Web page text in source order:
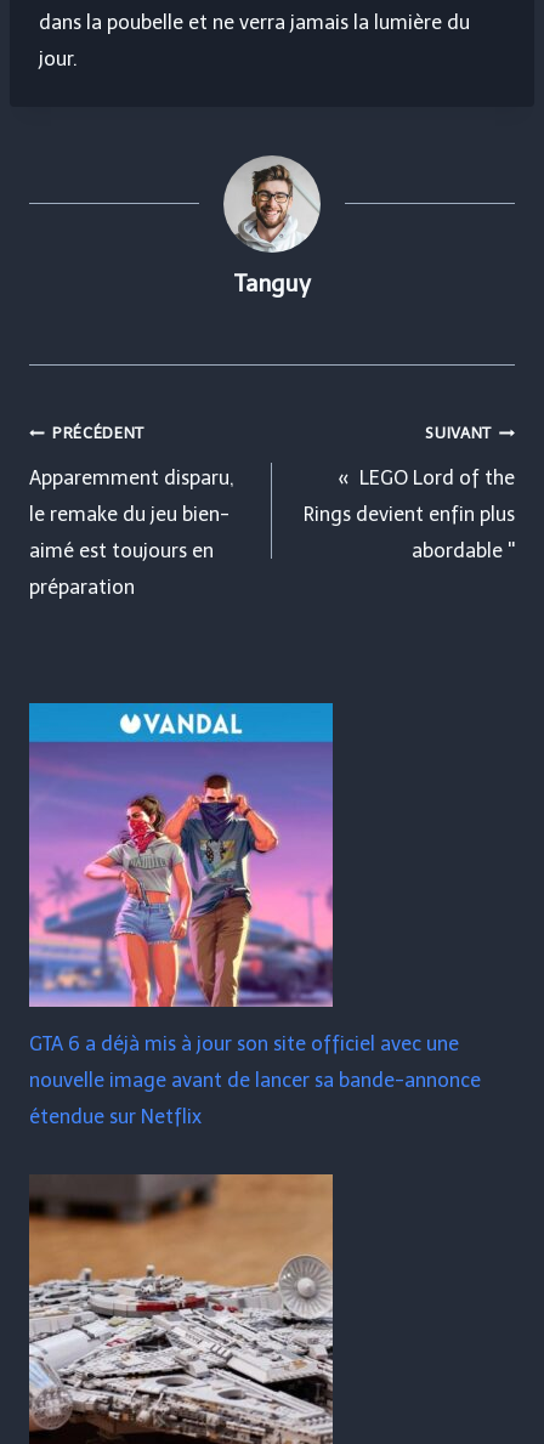
dans la poubelle et ne verra jamais la lumière du
jour.
Tanguy
Navigation
de
l’article
PRÉCÉDENT
Apparemment disparu,
le remake du jeu bien-
aimé est toujours en
préparation
SUIVANT
« LEGO Lord of the
Rings devient enfin plus
abordable ''
GTA 6 a déjà mis à jour son site officiel avec une
nouvelle image avant de lancer sa bande-annonce
étendue sur Netflix